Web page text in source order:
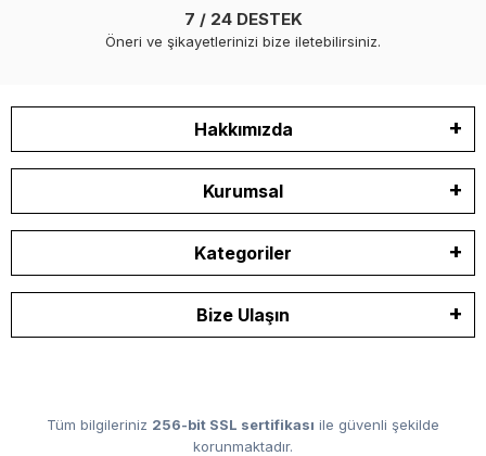
7 / 24 DESTEK
Öneri ve şikayetlerinizi bize iletebilirsiniz.
Hakkımızda
Kurumsal
Kategoriler
Bize Ulaşın
Tüm bilgileriniz 256-bit SSL sertifikası ile güvenli şekilde
korunmaktadır.